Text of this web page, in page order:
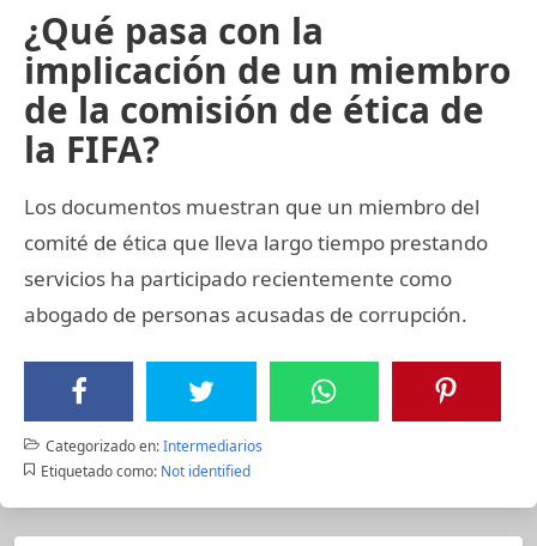
¿Qué pasa con la
implicación de un miembro
de la comisión de ética de
la FIFA?
Los documentos muestran que un miembro del
comité de ética que lleva largo tiempo prestando
servicios ha participado recientemente como
abogado de personas acusadas de corrupción.
Categorizado en:Intermediarios
Etiquetado como: Not identified